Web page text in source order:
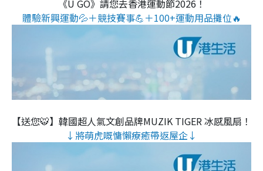
《U GO》請您去香港運動節2026！
體驗新興運動💦＋競技賽事💪＋100+運動用品攤位🔥
【送您🐯】韓國超人氣文創品牌MUZIK TIGER 冰感風扇！
↓將萌虎嘅慵懶療癒帶返屋企↓